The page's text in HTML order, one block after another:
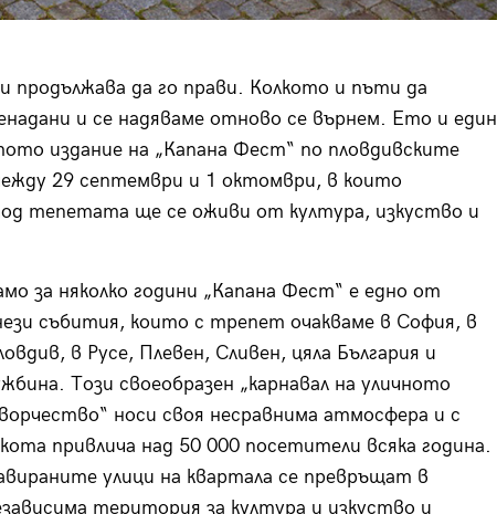
продължава да го прави. Колкото и пъти да
и се надяваме отново се върнем. Ето и един
издание на „Капана Фест“ по пловдивските
29 септември и 1 октомври, в които
тепетата ще се оживи от култура, изкуство и
за няколко години „Капана Фест“ е едно от
събития, които с трепет очакваме в София, в
в Русе, Плевен, Сливен, цяла България и
Този своеобразен „карнавал на уличното
носи своя несравнима атмосфера и с
привлича над 50 000 посетители всяка година.
улици на квартала се превръщат в
територия за култура и изкуство и